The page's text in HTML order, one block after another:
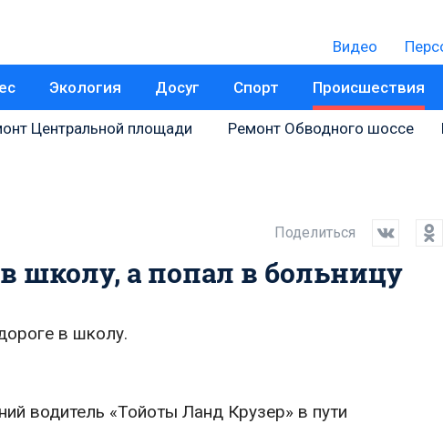
Видео
Экология Досуг Спорт Происшествия
Центральной площади Ремонт Обводного шоссе
Поделиться
школу, а попал в больницу
в школу.
водитель «Тойоты Ланд Крузер» в пути